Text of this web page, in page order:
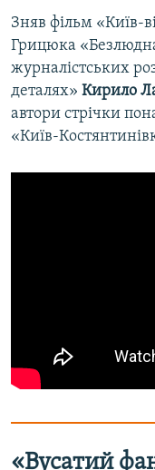
Зняв фільм «Київ-
Грицюка
журналістських
деталях» Кирило
автори стрічки
«Київ-
«Вусатий